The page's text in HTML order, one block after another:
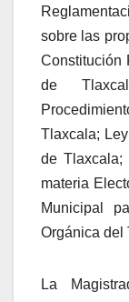
sobre las
Constitución
de
Tlaxcala;
de Tlaxcala;
materia
Municipal
Orgánica del
La